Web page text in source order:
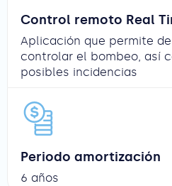
Control remoto Real
Aplicación que permite
controlar el bombeo, así
posibles incidencias
Periodo amortización
6 años